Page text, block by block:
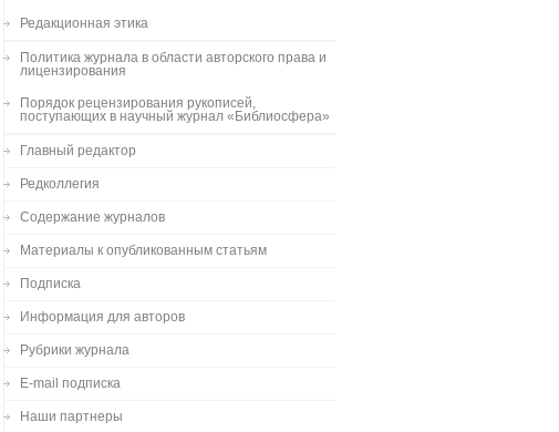
Редакционная этика
Политика журнала в области авторского права и
лицензирования
Порядок рецензирования рукописей,
поступающих в научный журнал «Библиосфера»
Главный редактор
Редколлегия
Содержание журналов
Материалы к опубликованным статьям
Подписка
Информация для авторов
Рубрики журнала
E-mail подписка
Наши партнеры